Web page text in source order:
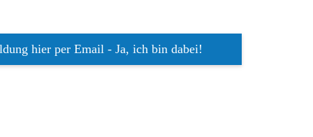
hier per Email - Ja, ich bin dabei!